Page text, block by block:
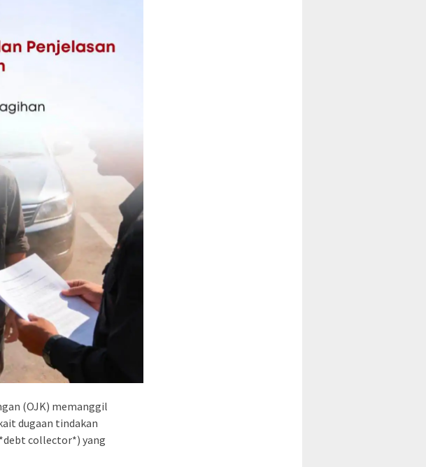
(OJK) memanggil
dugaan tindakan
collector*) yang